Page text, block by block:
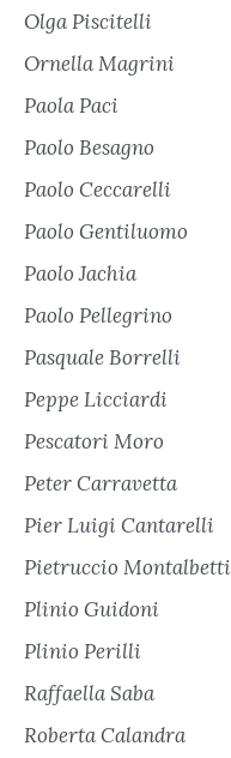
Olga Piscitelli
Ornella Magrini
Paola Paci
Paolo Besagno
Paolo Ceccarelli
Paolo Gentiluomo
Paolo Jachia
Paolo Pellegrino
Pasquale Borrelli
Peppe Licciardi
Pescatori Moro
Peter Carravetta
Pier Luigi Cantarelli
Pietruccio Montalbetti
Plinio Guidoni
Plinio Perilli
Raffaella Saba
Roberta Calandra